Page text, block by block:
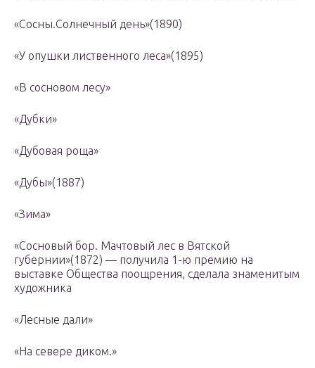
«Сосны.Солнечный день»(1890)
«У опушки лиственного леса»(1895)
«В сосновом лесу»
«Дубки»
«Дубовая роща»
«Дубы»(1887)
«Зима»
«Сосновый бор. Мачтовый лес в Вятской
губернии»(1872) — получила 1-ю премию на
выставке Общества поощрения, сделала знаменитым
художника
«Лесные дали»
«На севере диком.»